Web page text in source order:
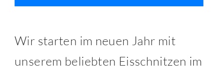
Wir starten im neuen Jahr mit
unserem beliebten Eisschnitzen im